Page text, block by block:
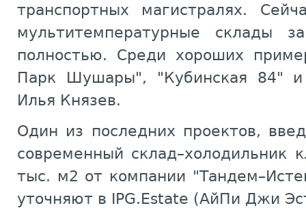
транспортных магистралях.
мультитемпературные склады
полностью. Среди хороших
Парк Шушары", "Кубинская 84"
Илья Князев.
Один из последних проектов,
современный склад–холодильник
тыс. м2 от компании
уточняют в IPG.Estate (АйПи Джи